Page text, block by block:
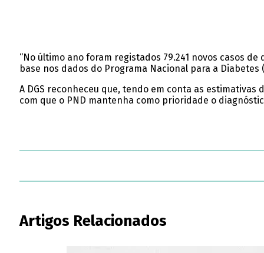
“No último ano foram registados 79.241 novos casos
base nos dados do Programa Nacional para a
A DGS reconheceu que, tendo em conta as
com que o PND mantenha como prioridade o
Artigos Relacionados